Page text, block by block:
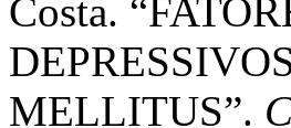
Costa.
MELLITUS”.